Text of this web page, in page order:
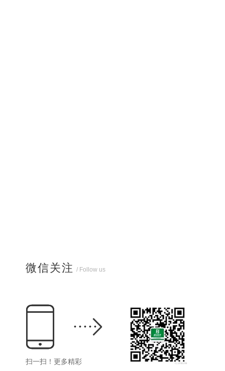
微信关注 / Follow us
扫一扫！更多精彩